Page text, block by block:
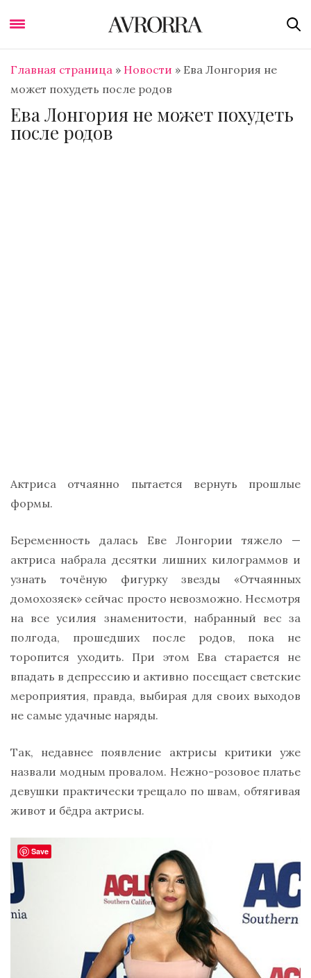
Главная страница » Новости » Ева Лонгория не
может похудеть после родов
Ева Лонгория не может похудеть
после родов
Актриса отчаянно пытается вернуть прошлые
формы.
Беременность далась Еве Лонгории тяжело —
актриса набрала десятки лишних килограммов и
узнать точёную фигурку звезды «Отчаянных
домохозяек» сейчас просто невозможно. Несмотря
на все усилия знаменитости, набранный вес за
полгода, прошедших после родов, пока не
торопится уходить. При этом Ева старается не
впадать в депрессию и активно посещает светские
мероприятия, правда, выбирая для своих выходов
не самые удачные наряды.
Так, недавнее появление актрисы критики уже
назвали модным провалом. Нежно-розовое платье
девушки практически трещало по швам, обтягивая
живот и бёдра актрисы.
Save